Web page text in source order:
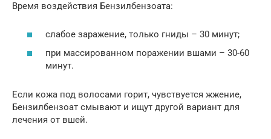
Время воздействия Бензилбензоата:
слабое заражение, только гниды – 30 минут;
при массированном поражении вшами – 30-60
минут.
Если кожа под волосами горит, чувствуется жжение,
Бензилбензоат смывают и ищут другой вариант для
лечения от вшей.